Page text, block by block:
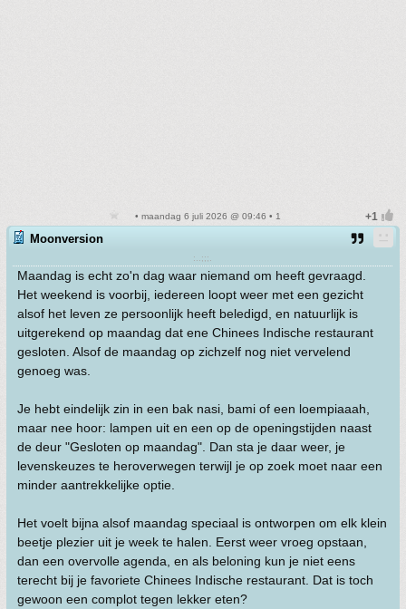
• maandag 6 juli 2026 @ 09:46 • 1
Moonversion
:..;;;.
Maandag is echt zo'n dag waar niemand om heeft gevraagd.
Het weekend is voorbij, iedereen loopt weer met een gezicht
alsof het leven ze persoonlijk heeft beledigd, en natuurlijk is
uitgerekend op maandag dat ene Chinees Indische restaurant
gesloten. Alsof de maandag op zichzelf nog niet vervelend
genoeg was.
Je hebt eindelijk zin in een bak nasi, bami of een loempiaaah,
maar nee hoor: lampen uit en een op de openingstijden naast
de deur "Gesloten op maandag". Dan sta je daar weer, je
levenskeuzes te heroverwegen terwijl je op zoek moet naar een
minder aantrekkelijke optie.
Het voelt bijna alsof maandag speciaal is ontworpen om elk klein
beetje plezier uit je week te halen. Eerst weer vroeg opstaan,
dan een overvolle agenda, en als beloning kun je niet eens
terecht bij je favoriete Chinees Indische restaurant. Dat is toch
gewoon een complot tegen lekker eten?